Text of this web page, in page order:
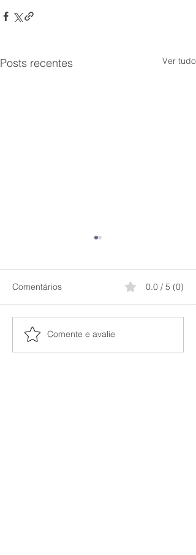
Posts recentes Ver tudo
Em quais áreas aplicar o
ácido retinol?
Comentários 0.0 / 5 (0)
Comente e avalie